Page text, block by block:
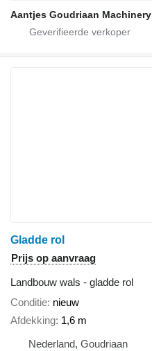
Aantjes Goudriaan Machinery
Gladde rol
Prijs op aanvraag
Landbouw wals - gladde rol
Conditie nieuw
Afdekking 1,6 m
Nederland, Goudriaan